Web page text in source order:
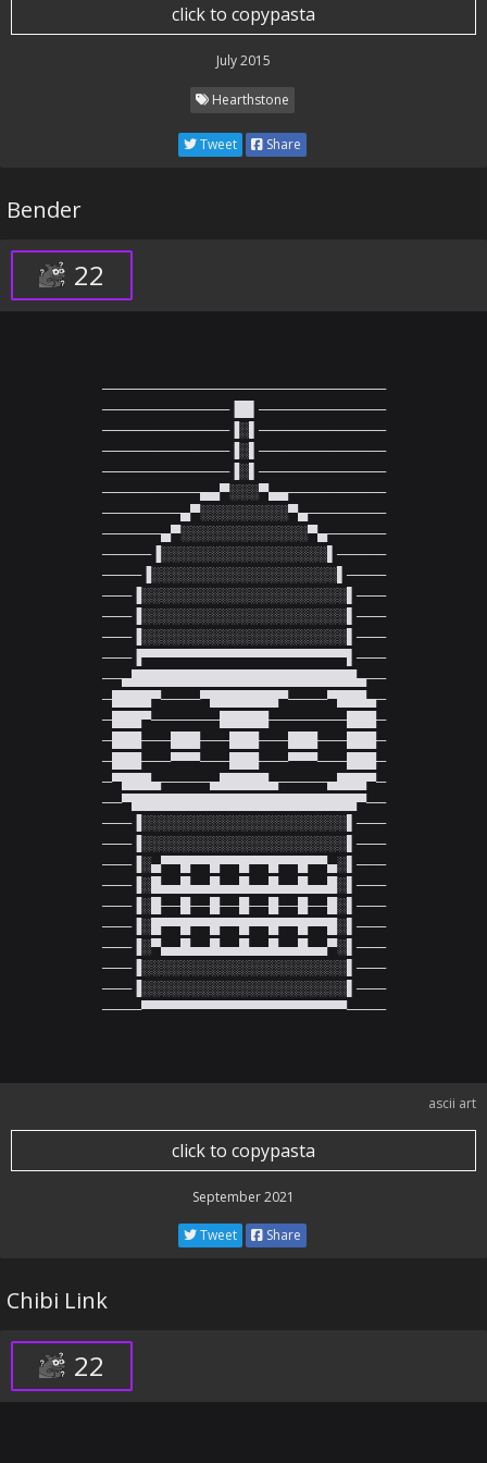
click to copypasta
July 2015
Hearthstone
Tweet Share
Bender
22
─────────────────────────────
─────────────▐█▌─────────────
─────────────▐░▌─────────────
─────────────▐░▌─────────────
─────────────▐░▌─────────────
──────────▄▄▀░░░▀▄▄──────────
────────▄▀░░░░░░░░░▀▄────────
──────▄▀░░░░░░░░░░░░░▀▄──────
─────▐░░░░░░░░░░░░░░░░░▌─────
────▐░░░░░░░░░░░░░░░░░░░▌────
───▐░░░░░░░░░░░░░░░░░░░░░▌───
───▐░░░░░░░░░░░░░░░░░░░░░▌───
───▐░░░░░░░░░░░░░░░░░░░░░▌───
───▐▀▀▀▀▀▀▀▀▀▀▀▀▀▀▀▀▀▀▀▀▀▌───
──▄███████████████████████▄──
─████▀────▀███████▀────▀███▄─
─███▀───────█████────────███─
─███───███───███───███───███─
─███───▀▀▀───███───▀▀▀───███─
─▀███▄─────▄█████▄─────▄███▀─
──▀███████████████████████▀──
───▐░░░░░░░░░░░░░░░░░░░░░▌───
───▐░░░░░░░░░░░░░░░░░░░░░▌───
───▐░▄▀▀█▀▀█▀▀█▀▀█▀▀█▀▀▄░▌───
───▐░█▄▄█▄▄█▄▄█▄▄█▄▄█▄▄█░▌───
───▐░█──█──█──█──█──█──█░▌───
───▐░█▀▀█▀▀█▀▀█▀▀█▀▀█▀▀█░▌───
───▐░▀▄▄█▄▄█▄▄█▄▄█▄▄█▄▄▀░▌───
───▐░░░░░░░░░░░░░░░░░░░░░▌───
───▐░░░░░░░░░░░░░░░░░░░░░▌───
────▀▀▀▀▀▀▀▀▀▀▀▀▀▀▀▀▀▀▀▀▀────
ascii art
click to copypasta
September 2021
Tweet Share
Chibi Link
22